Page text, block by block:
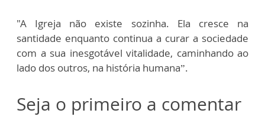
"A Igreja não existe sozinha. Ela cresce na
santidade enquanto continua a curar a sociedade
com a sua inesgotável vitalidade, caminhando ao
lado dos outros, na história humana”.
Seja o primeiro a comentar